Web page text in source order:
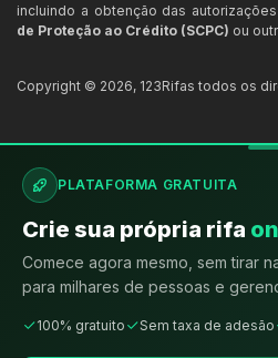
incluindo a obtenção das
de Proteção ao Crédito (SCPC) ou
Copyright © 2026, 123Rifas todos os
PLATAFORMA GRATUITA
Crie sua própria rifa
Comece agora mesmo, sem tirar
para milhares de pessoas e
100% gratuito Sem taxa de adesão